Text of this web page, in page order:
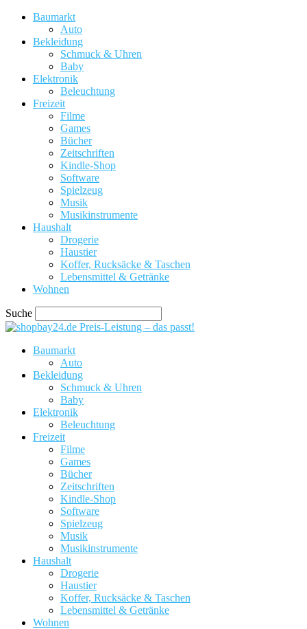
Baumarkt
Auto
Bekleidung
Schmuck & Uhren
Baby
Elektronik
Beleuchtung
Freizeit
Filme
Games
Bücher
Zeitschriften
Kindle-Shop
Software
Spielzeug
Musik
Musikinstrumente
Haushalt
Drogerie
Haustier
Koffer, Rucksäcke & Taschen
Lebensmittel & Getränke
Wohnen
Suche
Preis-Leistung – das passt!
Baumarkt
Auto
Bekleidung
Schmuck & Uhren
Baby
Elektronik
Beleuchtung
Freizeit
Filme
Games
Bücher
Zeitschriften
Kindle-Shop
Software
Spielzeug
Musik
Musikinstrumente
Haushalt
Drogerie
Haustier
Koffer, Rucksäcke & Taschen
Lebensmittel & Getränke
Wohnen